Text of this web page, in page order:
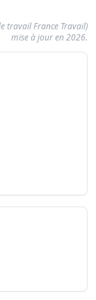
travail France Travail)
mise à jour en 2026.
:
Industries
des
Responsable